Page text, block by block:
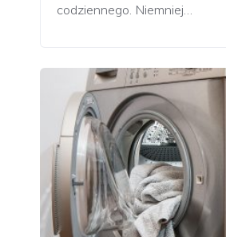
codziennego. Niemniej…